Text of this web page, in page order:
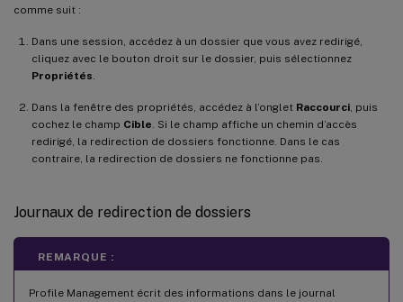
comme suit :
Dans une session, accédez à un dossier que vous avez redirigé,
cliquez avec le bouton droit sur le dossier, puis sélectionnez
Propriétés
Dans la fenêtre des propriétés, accédez à l’onglet Raccourci , puis
cochez le champ Cible . Si le champ affiche un chemin d’accès
redirigé, la redirection de dossiers fonctionne. Dans le cas
contraire, la redirection de dossiers ne fonctionne pas.
Journaux de redirection de dossiers
REMARQUE :
Profile Management écrit des informations dans le journal